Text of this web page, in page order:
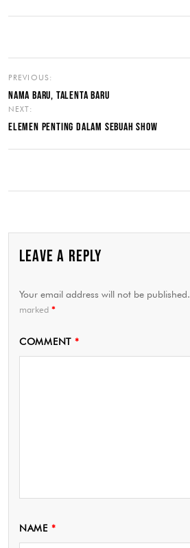
PREVIOUS:
NAMA BARU, TALENTA BARU
NEXT:
ELEMEN PENTING DALAM SEBUAH SHOW
LEAVE A REPLY
Your email address will not be published.
marked *
COMMENT *
NAME *